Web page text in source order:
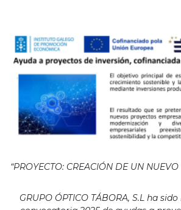
“PROYECTO: CREACIÓN DE UN
GRUPO ÓPTICO TÁBORA, S.L ha